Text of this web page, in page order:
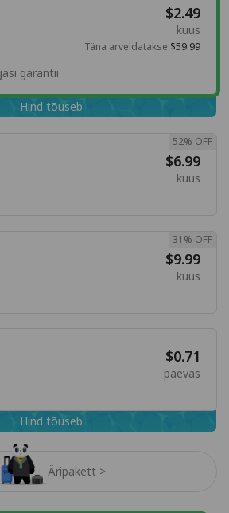
Äripakett >
$2.49
kuus
Täna arveldatakse $59.99
garantii
Hind tõuseb
$6.99
kuus
52% OFF
$9.99
kuus
31% OFF
$0.71
päevas
Hind tõuseb